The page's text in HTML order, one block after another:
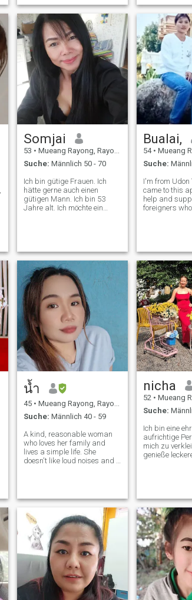
dem, was wir aufnehmen,
alles für einander ist. Wenn
du diese Person bist, dann
kannst du mich besser
kennenlernen. Ich habe kein
Interesse daran, Zeit für
Spiele zu probieren.
with sincerity
in
Somjai
53 • Mueang Rayong, Rayong, Thailand
Suche: Männlich 50 - 70
Ich bin gütige Frauen. Ich
hätte gerne auch einen
gütigen Mann. Ich bin 53
Jahre alt. Ich möchte ein
bekommen. Sei einfach ein
netter Mann und kann mich
kümmern. Das reicht, um auf
die richtige Person zu warten
Bualai,
54 • Mueang
Suche:
I'm from Udon
came to this
help and
foreigners
. If you like
น้ำ
45 • Mueang Rayong, Rayong, Thailand
Suche: Männlich 40 - 59
A kind, reasonable woman
who loves her family and
lives a simple life. She
doesn't like loud noises and .
waste you
nicha
52 • Mueang
Suche:
Ich bin eine
aufrichtige
mich zu
genieße